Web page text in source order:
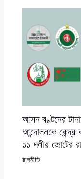
আসন বণ্টনের
আন্দোলনকে কেন্দ্র
১১ দলীয় জোটের
রাজনীতি